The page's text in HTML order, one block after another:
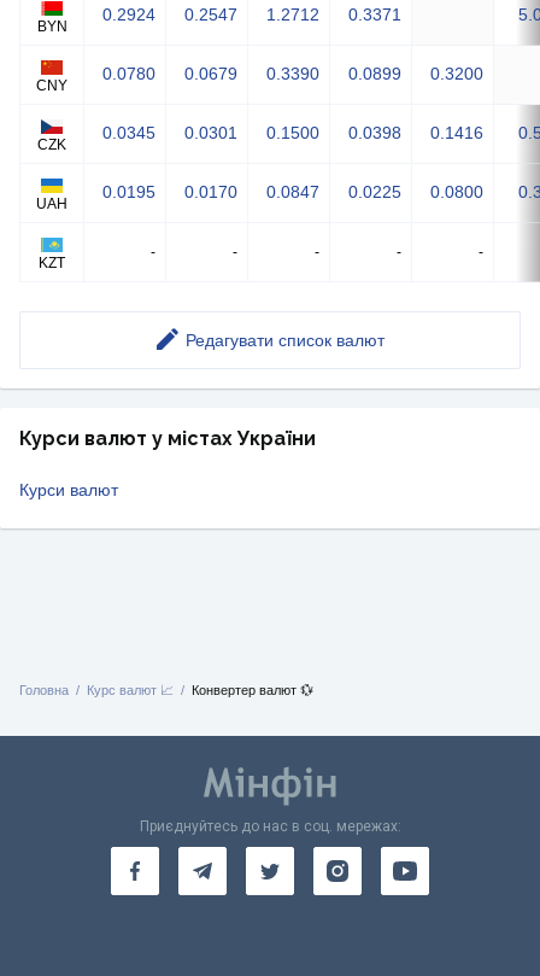
BYN
0.2924 0.2547 1.2712 0.3371
CNY
0.0780 0.0679 0.3390 0.0899 0.3200
CZK
0.0345 0.0301 0.1500 0.0398 0.1416
UAH
0.0195 0.0170 0.0847 0.0225 0.0800
KZT
- - - - -
Редагувати список валют
Курси валют у містах України
Курси валют
Головна Курс валют 📈 Конвертер валют 💱
Приєднуйтесь до нас в соц. мережах: